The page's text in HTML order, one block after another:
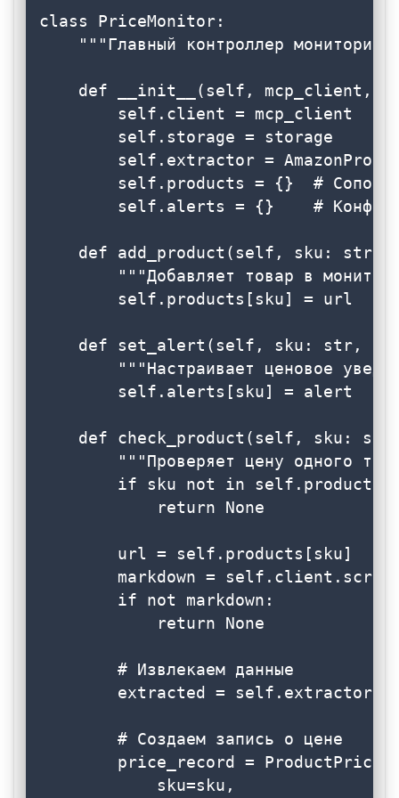
class PriceMonitor:
"""Главный контроллер
def __init__(self, mcp_client,
        self.client = mcp_client
        self.storage = storage
self.extractor =
self.products = {}  #
self.alerts = {}    #
def add_product(self, sku: str,
"""Добавляет товар в
        self.products[sku] = url
def set_alert(self, sku: str,
"""Настраивает ценовое
        self.alerts[sku] = alert
def check_product(self, sku:
"""Проверяет цену одного
        if sku not in self.products:
            return None
        url = self.products[sku]
markdown =
        if not markdown:
            return None
        # Извлекаем данные
extracted =
        # Создаем запись о цене
        price_record = ProductPrice(
            sku=sku,